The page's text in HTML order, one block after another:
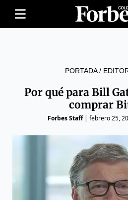
PORTADA/
Por qué para Bill
comprar
Forbes Staff| febrero 25,